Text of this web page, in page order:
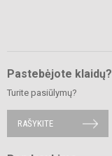
Pastebėjote klaidų?
Turite pasiūlymų?
RAŠYKITE